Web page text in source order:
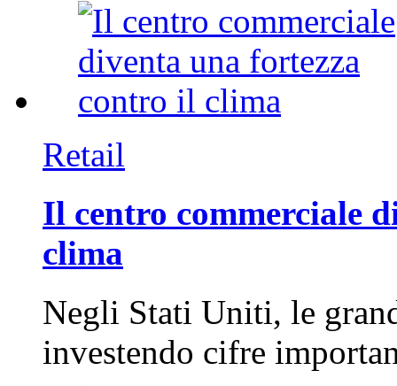
Retail
Il centro commerciale
clima
Negli Stati Uniti, le
investendo cifre